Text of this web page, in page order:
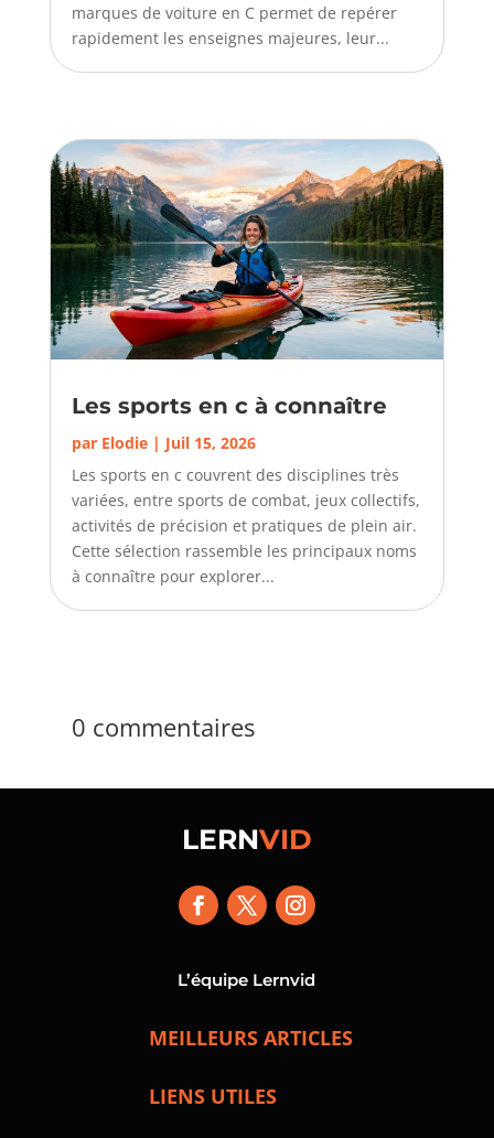
marques de voiture en C permet de repérer
rapidement les enseignes majeures, leur...
Les sports en c à connaître
par Elodie| Juil 15, 2026
Les sports en c couvrent des disciplines très
variées, entre sports de combat, jeux collectifs,
activités de précision et pratiques de plein air.
Cette sélection rassemble les principaux noms
à connaître pour explorer...
0 commentaires
LERNVID
L’équipe Lernvid
MEILLEURS ARTICLES
LIENS UTILES